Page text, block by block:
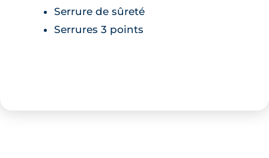
Serrure de sûreté
Serrures 3 points